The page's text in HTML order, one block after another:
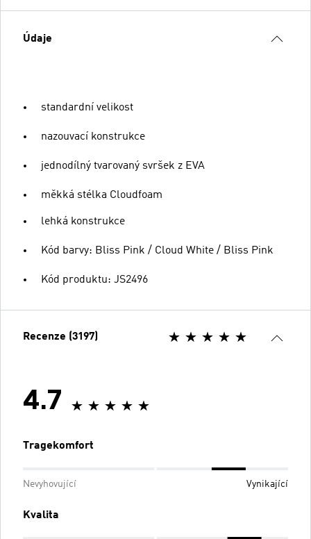
Údaje
standardní velikost
nazouvací konstrukce
jednodílný tvarovaný svršek z EVA
měkká stélka Cloudfoam
lehká konstrukce
Kód barvy: Bliss Pink / Cloud White / Bliss Pink
Kód produktu: JS2496
Recenze (3197)
4.7
Tragekomfort
Nevyhovující Vynikající
Kvalita